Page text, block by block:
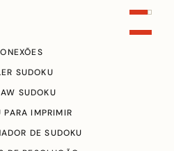
SUDOKU
SUDOKU
PARA IMPRIMIR
DE SUDOKU